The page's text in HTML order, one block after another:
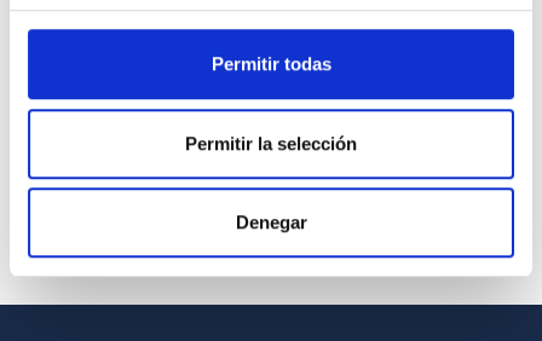
Permitir todas
Permitir la selección
Denegar